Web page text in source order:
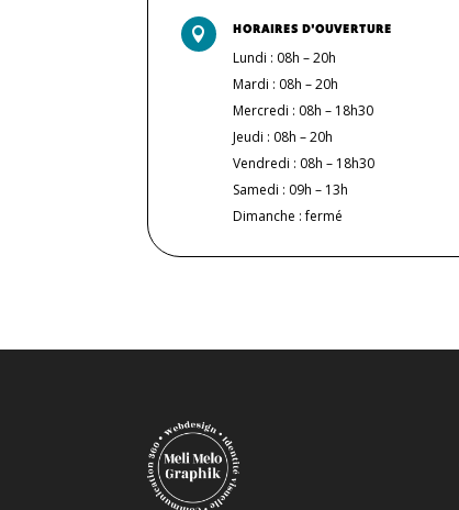
 HORAIRES D'OUVERTURE
Lundi : 08h – 20h
Mardi : 08h – 20h
Mercredi : 08h – 18h30
Jeudi : 08h – 20h
Vendredi : 08h – 18h30
Samedi : 09h – 13h
Dimanche : fermé